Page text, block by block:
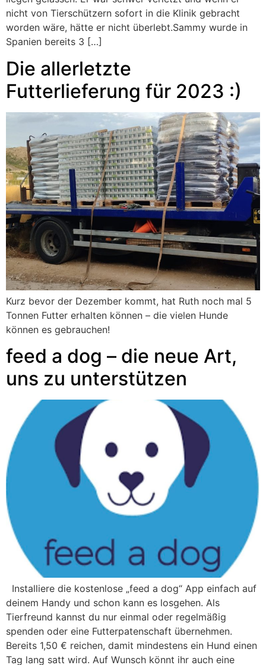
nicht von Tierschützern sofort in die Klinik gebracht
worden wäre, hätte er nicht überlebt.Sammy wurde in
Spanien bereits 3 […]
Die allerletzte
Futterlieferung für 2023 :)
Kurz bevor der Dezember kommt, hat Ruth noch mal 5
Tonnen Futter erhalten können – die vielen Hunde
können es gebrauchen!
feed a dog – die neue Art,
uns zu unterstützen
Installiere die kostenlose „feed a dog“ App einfach auf
deinem Handy und schon kann es losgehen. Als
Tierfreund kannst du nur einmal oder regelmäßig
spenden oder eine Futterpatenschaft übernehmen.
Bereits 1,50 € reichen, damit mindestens ein Hund einen
Tag lang satt wird. Auf Wunsch könnt ihr auch eine